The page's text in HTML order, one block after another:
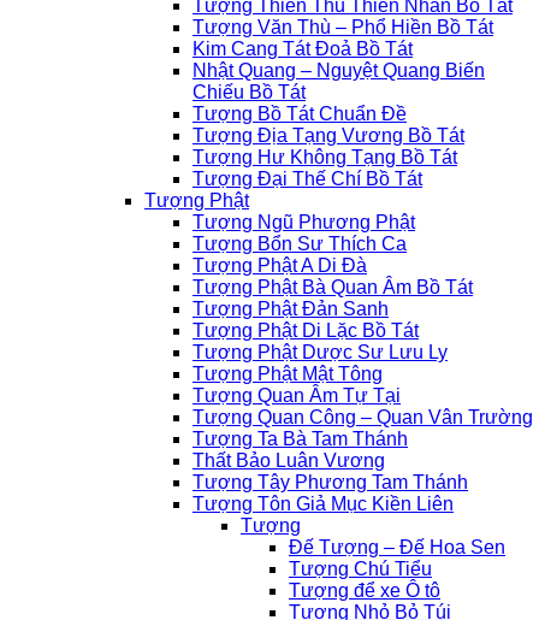
Tượng Thiên Thủ Thiên Nhãn Bồ Tát
Tượng Văn Thù – Phổ Hiền Bồ Tát
Kim Cang Tát Đoả Bồ Tát
Nhật Quang – Nguyệt Quang Biến
Chiếu Bồ Tát
Tượng Bồ Tát Chuẩn Đề
Tượng Địa Tạng Vương Bồ Tát
Tượng Hư Không Tạng Bồ Tát
Tượng Đại Thế Chí Bồ Tát
Tượng Phật
Tượng Ngũ Phương Phật
Tượng Bổn Sư Thích Ca
Tượng Phật A Di Đà
Tượng Phật Bà Quan Âm Bồ Tát
Tượng Phật Đản Sanh
Tượng Phật Di Lặc Bồ Tát
Tượng Phật Dược Sư Lưu Ly
Tượng Phật Mật Tông
Tượng Quan Âm Tự Tại
Tượng Quan Công – Quan Vân Trường
Tượng Ta Bà Tam Thánh
Thất Bảo Luân Vương
Tượng Tây Phương Tam Thánh
Tượng Tôn Giả Mục Kiền Liên
Tượng
Đế Tượng – Đế Hoa Sen
Tượng Chú Tiểu
Tượng để xe Ô tô
Tượng Nhỏ Bỏ Túi